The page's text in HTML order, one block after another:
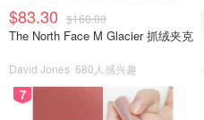
$83.30 $160.00
The North Face M Glacier 抓绒夹克
David Jones 680人感兴趣
7